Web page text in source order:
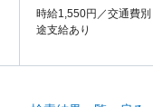
時給1,550円／交通費別
途支給あり